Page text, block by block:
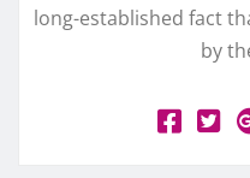
long-established fact
by